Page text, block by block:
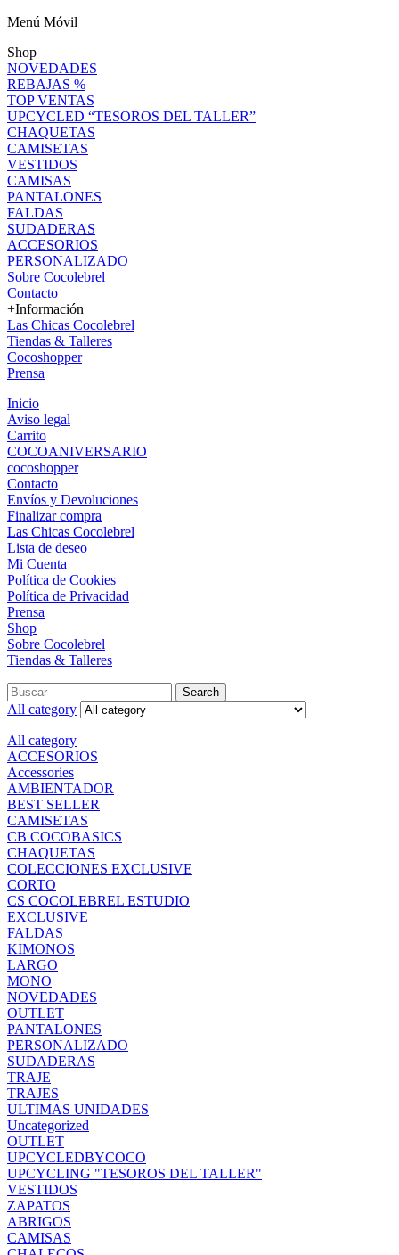
Menú Móvil
Shop
NOVEDADES
REBAJAS %
TOP VENTAS
UPCYCLED “TESOROS DEL TALLER”
CHAQUETAS
CAMISETAS
VESTIDOS
CAMISAS
PANTALONES
FALDAS
SUDADERAS
ACCESORIOS
PERSONALIZADO
Sobre Cocolebrel
Contacto
+Información
Las Chicas Cocolebrel
Tiendas & Talleres
Cocoshopper
Prensa
Inicio
Aviso legal
Carrito
COCOANIVERSARIO
cocoshopper
Contacto
Envíos y Devoluciones
Finalizar compra
Las Chicas Cocolebrel
Lista de deseo
Mi Cuenta
Política de Cookies
Política de Privacidad
Prensa
Shop
Sobre Cocolebrel
Tiendas & Talleres
Search
All category
All category
ACCESORIOS
Accessories
AMBIENTADOR
BEST SELLER
CAMISETAS
CB COCOBASICS
CHAQUETAS
COLECCIONES EXCLUSIVE
CORTO
CS COCOLEBREL ESTUDIO
EXCLUSIVE
FALDAS
KIMONOS
LARGO
MONO
NOVEDADES
OUTLET
PANTALONES
PERSONALIZADO
SUDADERAS
TRAJE
TRAJES
ULTIMAS UNIDADES
Uncategorized
OUTLET
UPCYCLEDBYCOCO
UPCYCLING "TESOROS DEL TALLER"
VESTIDOS
ZAPATOS
ABRIGOS
CAMISAS